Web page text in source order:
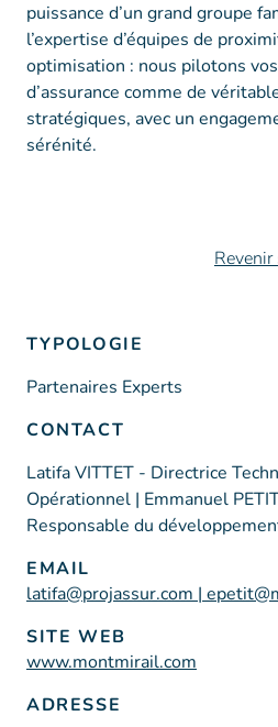
TYPOLOGIE
Partenaires Experts
CONTACT
Latifa VITTET - Directrice
Opérationnel | Emmanuel
Responsable du
EMAIL
latifa@projassur.com |
SITE WEB
www.montmirail.com
ADRESSE
puissance d’un grand groupe
l’expertise d’équipes de
optimisation : nous pilotons
d’assurance comme de
stratégiques, avec un
sérénité.